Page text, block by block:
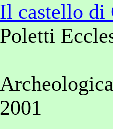
Il castello di
Poletti
2001